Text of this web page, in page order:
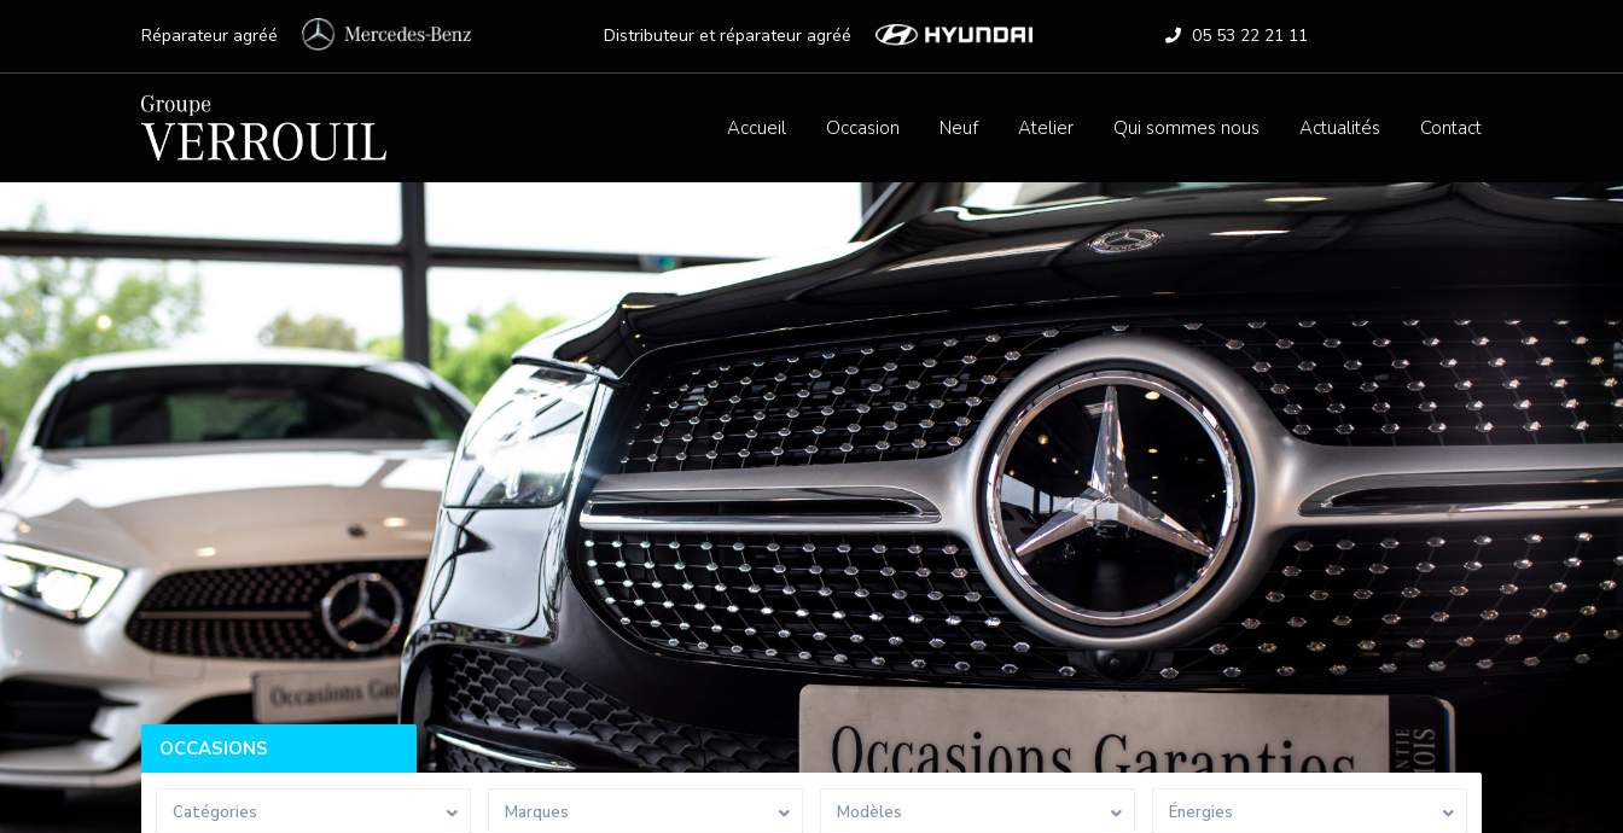
Réparateur agréé Distributeur et réparateur agréé 05 53 22 21 11
Accueil Occasion Neuf Atelier Qui sommes nous Actualités Contact
OCCASIONS
Catégories Marques Modèles Énergies